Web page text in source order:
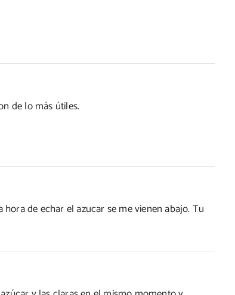
de lo más útiles.
de echar el azucar se me vienen abajo. Tu